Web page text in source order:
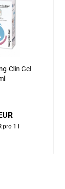
Clin Gel
pro 1 l